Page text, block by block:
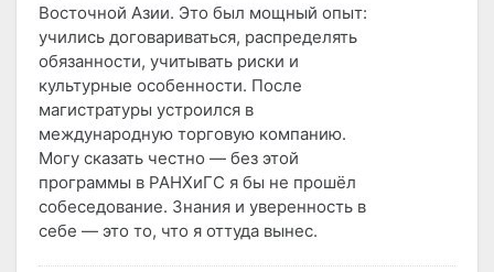
Восточной Азии. Это был мощный опыт:
учились договариваться, распределять
обязанности, учитывать риски и
культурные особенности. После
магистратуры устроился в
международную торговую компанию.
Могу сказать честно — без этой
программы в РАНХиГС я бы не прошёл
собеседование. Знания и уверенность в
себе — это то, что я оттуда вынес.